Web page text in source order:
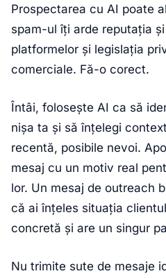
Prospectarea cu AI poate
spam-ul îți arde reputația
platformelor și legislația
comerciale. Fă-o corect.
Întâi, folosește AI ca să
nișa ta și să înțelegi
recentă, posibile nevoi.
mesaj cu un motiv real
lor. Un mesaj de outreach
că ai înțeles situația
concretă și are un singur
Nu trimite sute de mesaje